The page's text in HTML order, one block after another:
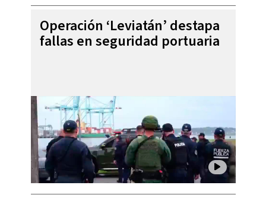
Operación ‘Leviatán’ destapa
fallas en seguridad portuaria